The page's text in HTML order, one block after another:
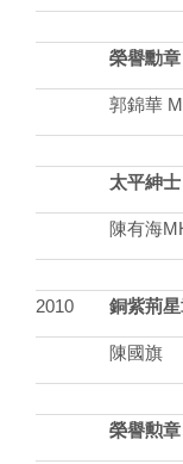
榮譽勳章
郭錦華
太平紳士
陳有海
2010 銅紫荊
陳國旗
榮譽勲章